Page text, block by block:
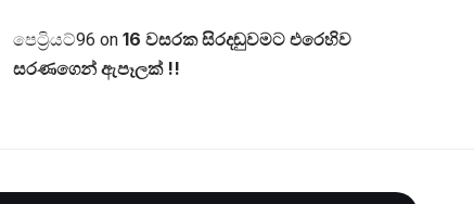
පෙට්‍රියට්96 on 16 වසරක සිරදඬුවමට එරෙහිව
සරණගෙන් ඇපෑලක් !!